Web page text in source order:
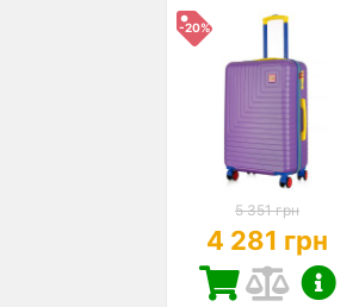
-20%
5 351 грн
4 281 грн